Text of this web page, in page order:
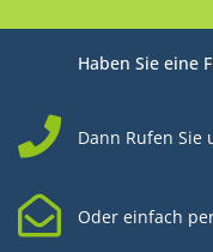
Haben Sie eine
Dann Rufen Sie
Oder einfach